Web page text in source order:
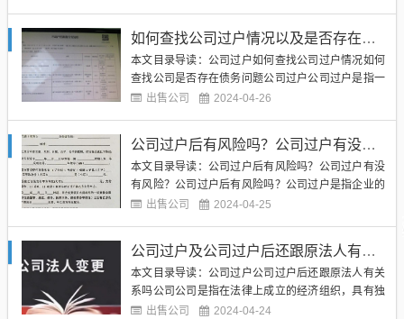
侵删）公司过户协议通常包括以下内容：1. 双方的信
息：包括公司的名称、...
如何查找公司过户情况以及是否存在债务问题
本文目录导读：公司过户如何查找公司过户情况如何
查找公司是否存在债务问题公司过户公司过户是指一
家公司的股权或资产转让给另一家公司或个人的过
公司的资产、负债、股权结构等重要信息。了解公司
过户情况对于投资者、债权人...
出售公司 2024-04-26
公司过户后有风险吗？公司过户有没有风险？
本文目录导读：公司过户后有风险吗？公司过户有没
有风险？公司过户后有风险吗？公司过户是指企业的
股权或资产转让给另一家公司的行为。在商业领域，
司过户也存在一定的风险，需要谨慎对待。（图片来
源网络，侵删）公司过户可能...
出售公司 2024-04-25
公司过户及公司过户后还跟原法人有关系吗
本文目录导读：公司过户公司过户后还跟原法人有关
系吗公司公司是指在法律上成立的经济组织，具有独
立法人地位，可以独立承担民事责任、享有民事权
出售公司 2024-04-24